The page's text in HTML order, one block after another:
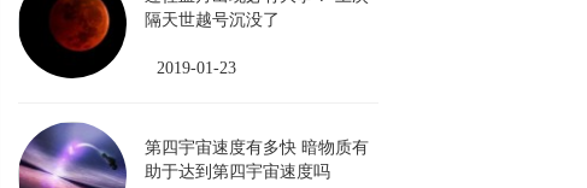
隔天世越号沉没了
2019-01-23
第四宇宙速度有多快 暗物质有
助于达到第四宇宙速度吗